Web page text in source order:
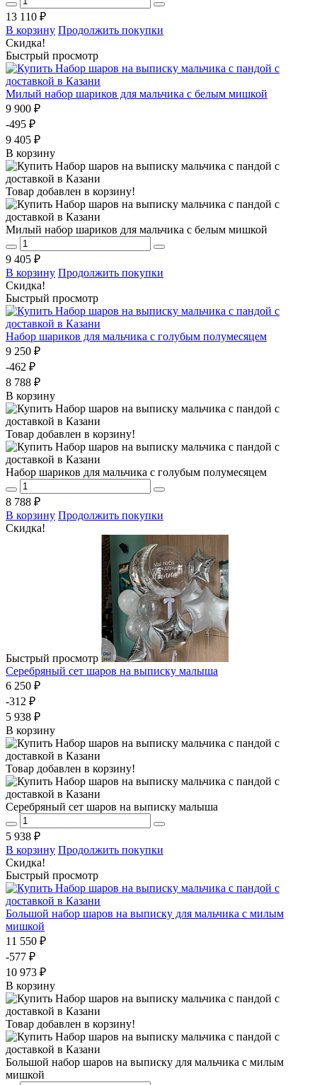
13 110 ₽
В корзину Продолжить покупки
Скидка!
Быстрый просмотр
Милый набор шариков для мальчика с белым мишкой
9 900 ₽
-495 ₽
9 405 ₽
В корзину
Товар добавлен в корзину!
Милый набор шариков для мальчика с белым мишкой
9 405 ₽
В корзину Продолжить покупки
Скидка!
Быстрый просмотр
Набор шариков для мальчика с голубым полумесяцем
9 250 ₽
-462 ₽
8 788 ₽
В корзину
Товар добавлен в корзину!
Набор шариков для мальчика с голубым полумесяцем
8 788 ₽
В корзину Продолжить покупки
Скидка!
Быстрый просмотр
Серебряный сет шаров на выписку малыша
6 250 ₽
-312 ₽
5 938 ₽
В корзину
Товар добавлен в корзину!
Серебряный сет шаров на выписку малыша
5 938 ₽
В корзину Продолжить покупки
Скидка!
Быстрый просмотр
Большой набор шаров на выписку для мальчика с милым
мишкой
11 550 ₽
-577 ₽
10 973 ₽
В корзину
Товар добавлен в корзину!
Большой набор шаров на выписку для мальчика с милым
мишкой